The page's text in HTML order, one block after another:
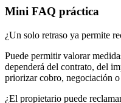
Mini FAQ práctica
¿Un solo retraso ya permite
Puede permitir valorar
dependerá del contrato, del
priorizar cobro, negociación
¿El propietario puede